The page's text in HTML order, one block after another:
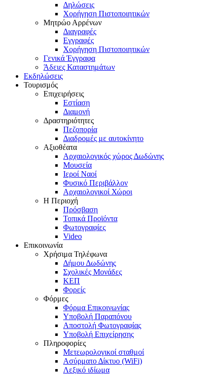
Δηλώσεις
Χορήγηση Πιστοποιητικών
Μητρώο Αρρένων
Διαγραφές
Εγγραφές
Χορήγηση Πιστοποιητικών
Γενικά Έγγραφα
Άδειες Καταστημάτων
Εκδηλώσεις
Τουρισμός
Επιχειρήσεις
Εστίαση
Διαμονή
Δραστηριότητες
Πεζοπορία
Διαδρομές με αυτοκίνητο
Αξιοθέατα
Αρχαιολογικός χώρος Δωδώνης
Μουσεία
Ιεροί Ναοί
Φυσικό Περιβάλλον
Αρχαιολογικοί Χώροι
Η Περιοχή
Πρόσβαση
Τοπικά Προϊόντα
Φωτογραφίες
Video
Επικοινωνία
Χρήσιμα Τηλέφωνα
Δήμου Δωδώνης
Σχολικές Μονάδες
ΚΕΠ
Φορείς
Φόρμες
Φόρμα Επικοινωνίας
Υποβολή Παραπόνου
Αποστολή Φωτογραφίας
Υποβολή Επιχείρησης
Πληροφορίες
Μετεωρολογικοί σταθμοί
Ασύρματο Δίκτυο (WiFi)
Λεξικό ιδίωμα